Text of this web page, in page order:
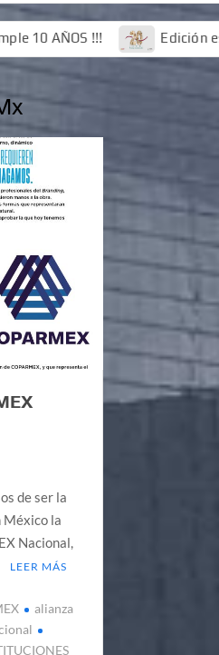
!!! Edición especial
de ser la
México la
Nacional,
LEER MÁS
alianza